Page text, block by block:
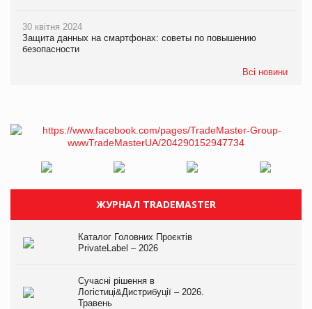
30 квітня 2024
Защита данных на смартфонах: советы по повышению
безопасности
Всі новини
ЖУРНАЛ TRADEMASTER
Каталог Головних Проєктів
PrivateLabel – 2026
Сучасні рішення в
Логістиці&Дистрибуції – 2026.
Травень